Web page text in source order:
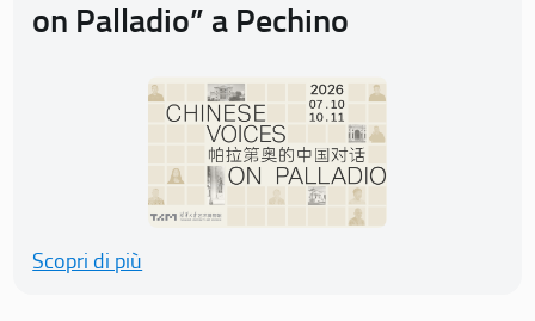
on Palladio” a Pechino
Scopri di più